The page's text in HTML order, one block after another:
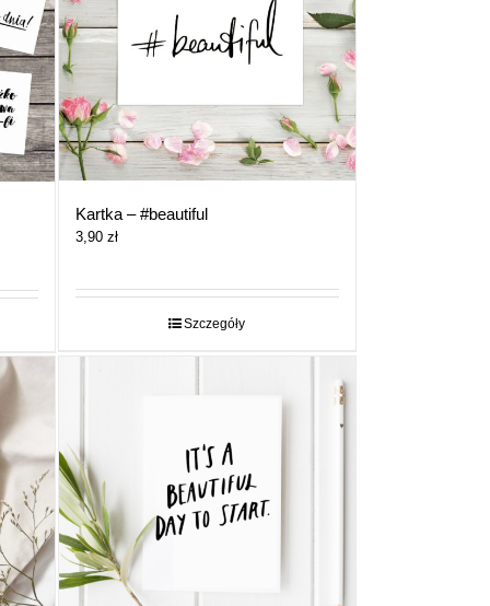
Kartka – #beautiful
3,90 zł
Szczegóły